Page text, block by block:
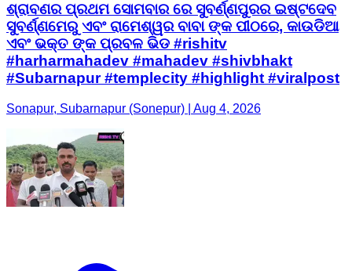
ଶ୍ରାବଣର ପ୍ରଥମ ସୋମବାର ରେ ସୁବର୍ଣ୍ଣପୁରର ଇଷ୍ଟଦେବ
ସୁବର୍ଣ୍ଣମେରୁ ଏବଂ ରାମେଶ୍ୱର ବାବା ଙ୍କ ପୀଠରେ, କାଉଡିଆ
ଏବଂ ଭକ୍ତ ଙ୍କ ପ୍ରବଳ ଭିଡ #rishitv
#harharmahadev #mahadev #shivbhakt
#Subarnapur #templecity #highlight #viralpost
Sonapur, Subarnapur (Sonepur) | Aug 4, 2026